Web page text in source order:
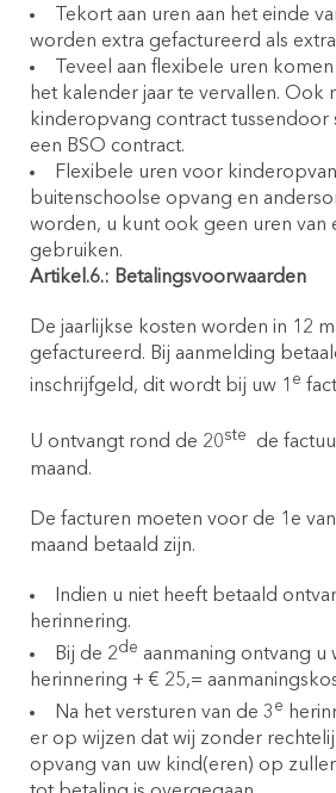
Tekort aan uren aan het einde
worden extra gefactureerd als
Teveel aan flexibele uren
het kalender jaar te vervallen. Ook
kinderopvang contract
een BSO contract.
Flexibele uren voor
buitenschoolse opvang en
worden, u kunt ook geen uren van
gebruiken.
Artikel.6.: Betalingsvoorwaarden
De jaarlijkse kosten worden in 12
gefactureerd. Bij aanmelding
inschrijfgeld, dit wordt bij uw 1 e
U ontvangt rond de 20ste
de
maand.
De facturen moeten voor de 1e
maand betaald zijn.
Indien u niet heeft betaald
herinnering.
Bij de 2de aanmaning ontvang u
herinnering + € 25,=
Na het versturen van de 3 e
er op wijzen dat wij zonder
opvang van uw kind(eren) op